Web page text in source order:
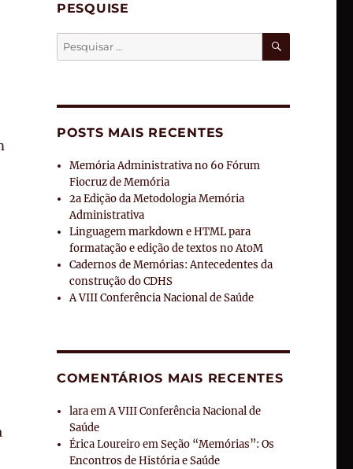
PESQUISE
Pesquisar
por:
POSTS MAIS RECENTES
Memória Administrativa no 6o Fórum
Fiocruz de Memória
2a Edição da Metodologia Memória
Administrativa
Linguagem markdown e HTML para
formatação e edição de textos no AtoM
Cadernos de Memórias: Antecedentes da
construção do CDHS
A VIII Conferência Nacional de Saúde
COMENTÁRIOS MAIS RECENTES
laraemA VIII Conferência Nacional de
Saúde
Érica LoureiroemSeção “Memórias”: Os
Encontros de História e Saúde